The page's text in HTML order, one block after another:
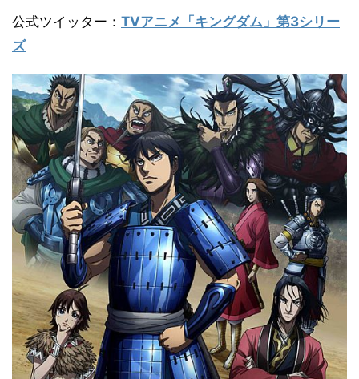
公式ツイッター ： TVアニメ「キングダム」第3シリー
ズ